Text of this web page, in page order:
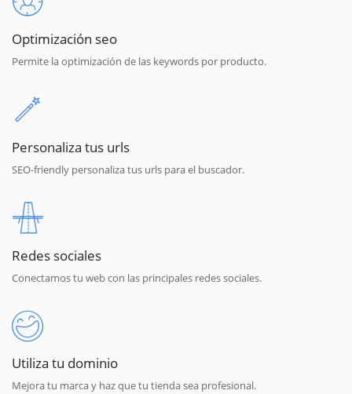
Optimización seo
Permite la optimización de las keywords por producto.
Personaliza tus urls
SEO-friendly personaliza tus urls para el buscador.
Redes sociales
Conectamos tu web con las principales redes sociales.
Utiliza tu dominio
Mejora tu marca y haz que tu tienda sea profesional.